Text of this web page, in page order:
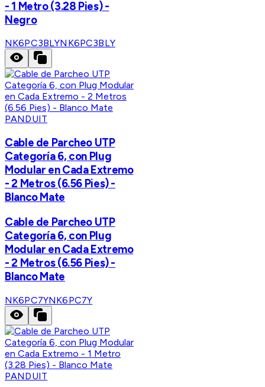
- 1 Metro (3.28 Pies) -
Negro
NK6PC3BLYNK6PC3BLY
PANDUIT
Cable de Parcheo UTP
Categoría 6, con Plug
Modular en Cada Extremo
- 2 Metros (6.56 Pies) -
Blanco Mate
Cable de Parcheo UTP
Categoría 6, con Plug
Modular en Cada Extremo
- 2 Metros (6.56 Pies) -
Blanco Mate
NK6PC7YNK6PC7Y
PANDUIT